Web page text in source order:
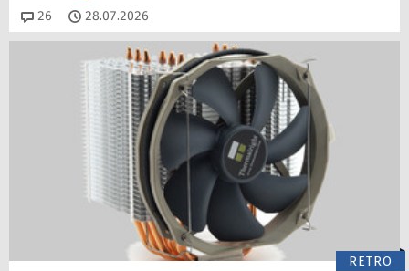
26 Kommentare
28.07.2026
RETRO